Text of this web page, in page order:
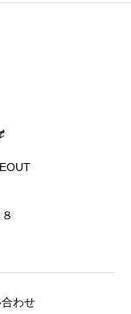
わせ